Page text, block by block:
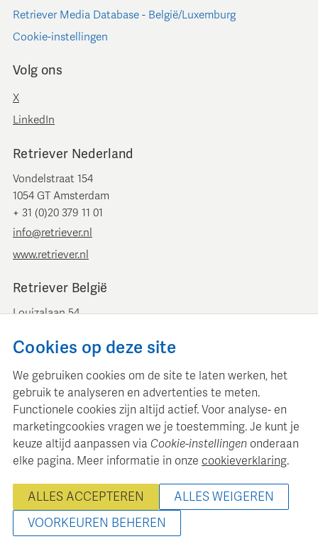
Retriever Media Database - België/Luxemburg
Cookie-instellingen
Volg ons
X
LinkedIn
Retriever Nederland
Vondelstraat 154
1054 GT Amsterdam
+ 31 (0)20 379 11 01
info@retriever.nl
www.retriever.nl
Retriever België
Louizalaan 54
+ 32 (0)2 893 00 52
www.retrievermedia.be
Retriever Media Informatie onderhoudt een gestructureerde
mediadatabase voor professionele mediaplanning en analyse.
© 2000 - 2026 Retriever Media Informatie B.V. - Alle rechten
voorbehouden
Cookies op deze site
We gebruiken cookies om de site te laten werken, het
gebruik te analyseren en advertenties te meten.
Functionele cookies zijn altijd actief. Voor analyse- en
marketingcookies vragen we je toestemming. Je kunt je
keuze altijd aanpassen via Cookie-instellingen onderaan
elke pagina. Meer informatie in onze cookieverklaring.
ALLES ACCEPTEREN
ALLES WEIGEREN
VOORKEUREN BEHEREN